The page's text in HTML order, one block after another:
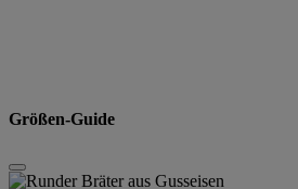
Größen-Guide